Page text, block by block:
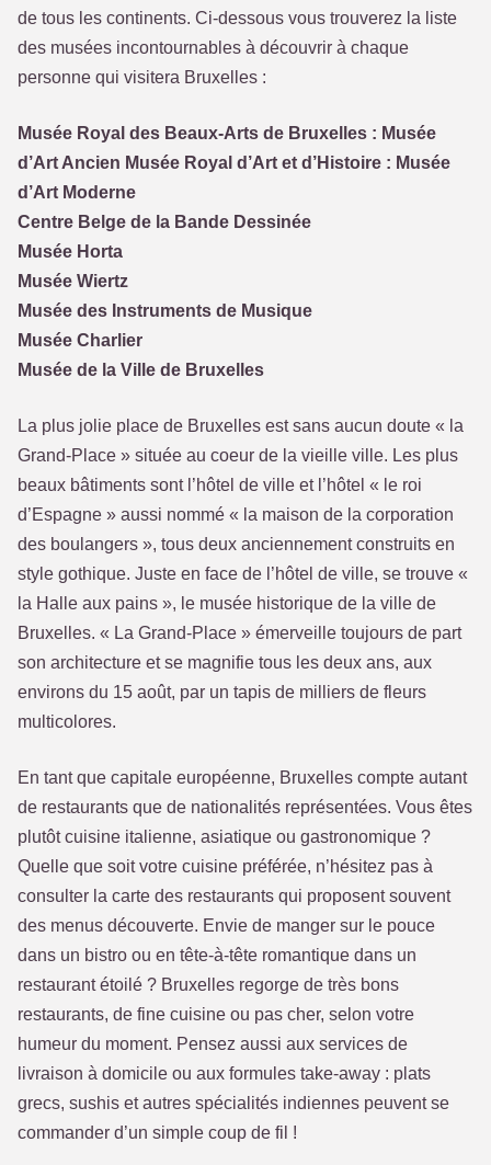
de tous les continents. Ci-dessous vous trouverez la liste
des musées incontournables à découvrir à chaque
personne qui visitera Bruxelles :
Musée Royal des Beaux-Arts de Bruxelles : Musée
d’Art Ancien Musée Royal d’Art et d’Histoire : Musée
d’Art Moderne
Centre Belge de la Bande Dessinée
Musée Horta
Musée Wiertz
Musée des Instruments de Musique
Musée Charlier
Musée de la Ville de Bruxelles
La plus jolie place de Bruxelles est sans aucun doute « la
Grand-Place » située au coeur de la vieille ville. Les plus
beaux bâtiments sont l’hôtel de ville et l’hôtel « le roi
d’Espagne » aussi nommé « la maison de la corporation
des boulangers », tous deux anciennement construits en
style gothique. Juste en face de l’hôtel de ville, se trouve «
la Halle aux pains », le musée historique de la ville de
Bruxelles. « La Grand-Place » émerveille toujours de part
son architecture et se magnifie tous les deux ans, aux
environs du 15 août, par un tapis de milliers de fleurs
multicolores.
En tant que capitale européenne, Bruxelles compte autant
de restaurants que de nationalités représentées. Vous êtes
plutôt cuisine italienne, asiatique ou gastronomique ?
Quelle que soit votre cuisine préférée, n’hésitez pas à
consulter la carte des restaurants qui proposent souvent
des menus découverte. Envie de manger sur le pouce
dans un bistro ou en tête-à-tête romantique dans un
restaurant étoilé ? Bruxelles regorge de très bons
restaurants, de fine cuisine ou pas cher, selon votre
humeur du moment. Pensez aussi aux services de
livraison à domicile ou aux formules take-away : plats
grecs, sushis et autres spécialités indiennes peuvent se
commander d’un simple coup de fil !